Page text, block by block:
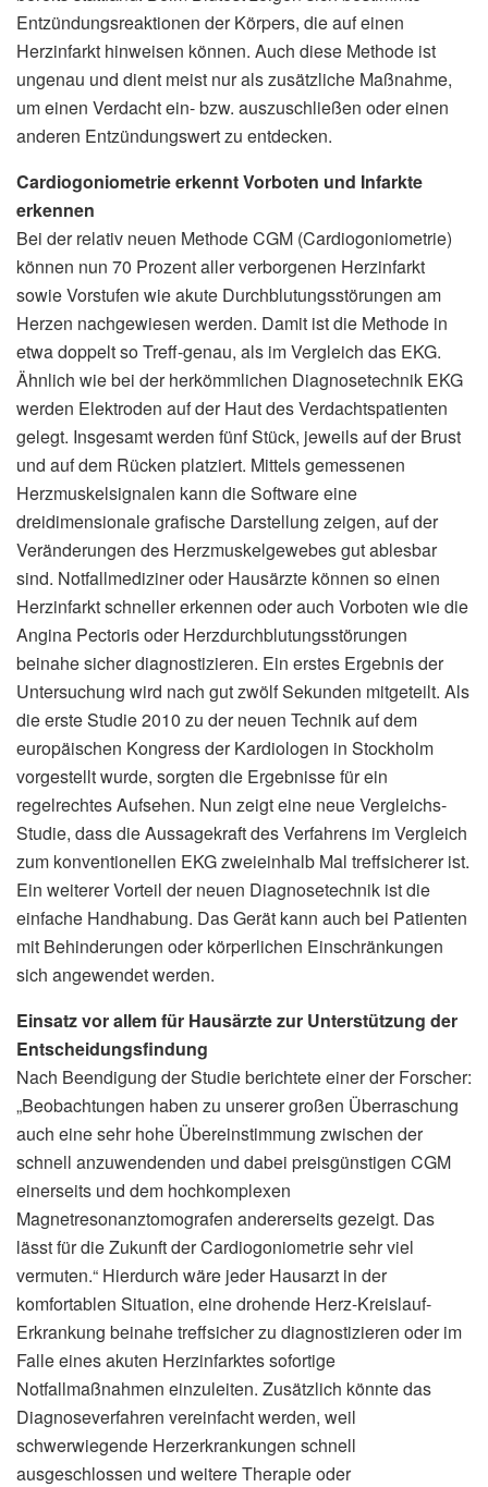
Entzündungsreaktionen der Körpers, die auf einen
Herzinfarkt hinweisen können. Auch diese Methode ist
ungenau und dient meist nur als zusätzliche Maßnahme,
um einen Verdacht ein- bzw. auszuschließen oder einen
anderen Entzündungswert zu entdecken.
Cardiogoniometrie erkennt Vorboten und Infarkte
erkennen
Bei der relativ neuen Methode CGM (Cardiogoniometrie)
können nun 70 Prozent aller verborgenen Herzinfarkt
sowie Vorstufen wie akute Durchblutungsstörungen am
Herzen nachgewiesen werden. Damit ist die Methode in
etwa doppelt so Treff-genau, als im Vergleich das EKG.
Ähnlich wie bei der herkömmlichen Diagnosetechnik EKG
werden Elektroden auf der Haut des Verdachtspatienten
gelegt. Insgesamt werden fünf Stück, jeweils auf der Brust
und auf dem Rücken platziert. Mittels gemessenen
Herzmuskelsignalen kann die Software eine
dreidimensionale grafische Darstellung zeigen, auf der
Veränderungen des Herzmuskelgewebes gut ablesbar
sind. Notfallmediziner oder Hausärzte können so einen
Herzinfarkt schneller erkennen oder auch Vorboten wie die
Angina Pectoris oder Herzdurchblutungsstörungen
beinahe sicher diagnostizieren. Ein erstes Ergebnis der
Untersuchung wird nach gut zwölf Sekunden mitgeteilt. Als
die erste Studie 2010 zu der neuen Technik auf dem
europäischen Kongress der Kardiologen in Stockholm
vorgestellt wurde, sorgten die Ergebnisse für ein
regelrechtes Aufsehen. Nun zeigt eine neue Vergleichs-
Studie, dass die Aussagekraft des Verfahrens im Vergleich
zum konventionellen EKG zweieinhalb Mal treffsicherer ist.
Ein weiterer Vorteil der neuen Diagnosetechnik ist die
einfache Handhabung. Das Gerät kann auch bei Patienten
mit Behinderungen oder körperlichen Einschränkungen
sich angewendet werden.
Einsatz vor allem für Hausärzte zur Unterstützung der
Entscheidungsfindung
Nach Beendigung der Studie berichtete einer der Forscher:
„Beobachtungen haben zu unserer großen Überraschung
auch eine sehr hohe Übereinstimmung zwischen der
schnell anzuwendenden und dabei preisgünstigen CGM
einerseits und dem hochkomplexen
Magnetresonanztomografen andererseits gezeigt. Das
lässt für die Zukunft der Cardiogoniometrie sehr viel
vermuten.“ Hierdurch wäre jeder Hausarzt in der
komfortablen Situation, eine drohende Herz-Kreislauf-
Erkrankung beinahe treffsicher zu diagnostizieren oder im
Falle eines akuten Herzinfarktes sofortige
Notfallmaßnahmen einzuleiten. Zusätzlich könnte das
Diagnoseverfahren vereinfacht werden, weil
schwerwiegende Herzerkrankungen schnell
ausgeschlossen und weitere Therapie oder